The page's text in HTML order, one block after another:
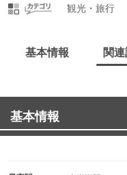
観光・旅行
基本情報 関
基本情報